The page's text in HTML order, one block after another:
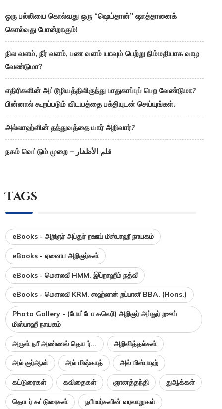
ஒரு பல்லியை கொல்வது ஒரு “ஷெய்தான்” ஷாத்தானைக்
கொல்வது போன்றாகும்!
நில வளம், நீர் வளம், பண வளம் யாவும் பெற்று நிம்மதியாக வாழ
வேண்டுமா?
எதிரிகளின் அட்டூழியத்திலிருந்து பாதுகாப்புப் பெற வேண்டுமா?
பின்னால் கூறப்படும் விடயத்தை பக்தியுடன் செய்யுங்கள்.
அல்லாஹ்வின் தத்துவத்தை யார் அறிவார்?
நகம் வெட்டும் முறை – قلم الأظفار
Tags
eBooks - அறிஞர் அப்துர் றஊப் மிஸ்பாஹீ நாயகம்
eBooks - ஏனைய அறிஞர்கள்
eBooks - மௌலவீ HMM. இப்றாஹீம் நத்வீ
eBooks - மௌலவீ KRM. ஸஹ்லான் றப்பானீ BBA. (Hons.)
Photo Gallery - (போட்டோ கலெரி) அறிஞர் அப்துர் றஊப்
மிஸ்பாஹீ நாயகம்
அருள் நபீ அண்ணல் தொடர்... அறிவித்தல்கள்
அல் குர்ஆன் அல் மிஷ்காத் அல் மிஸ்பாஹ்
கட்டுரைகள் கவிதைகள் ஞானத்தந்தி துஆக்கள்
தொடர் கட்டுரைகள் நபீமார்களின் வரலாறுகள்